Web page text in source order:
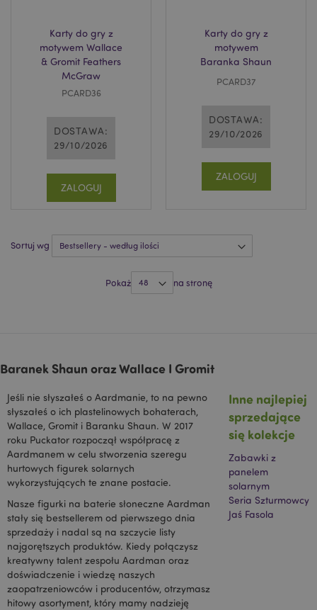
Karty do gry z
motywem Wallace
& Gromit Feathers
McGraw
PCARD36
DOSTAWA:
29/10/2026
ZALOGUJ
Karty do gry z
motywem
Baranka Shaun
PCARD37
DOSTAWA:
29/10/2026
ZALOGUJ
Sortuj wg
Pokaż na stronę
Baranek Shaun oraz Wallace I Gromit
Jeśli nie słyszałeś o Aardmanie, to na pewno
słyszałeś o ich plastelinowych bohaterach,
Wallace, Gromit i Baranku Shaun. W 2017
roku Puckator rozpoczął współpracę z
Aardmanem w celu stworzenia szeregu
hurtowych figurek solarnych
wykorzystujących te znane postacie.
Nasze figurki na baterie słoneczne Aardman
stały się bestsellerem od pierwszego dnia
sprzedaży i nadal są na szczycie listy
najgorętszych produktów. Kiedy połączysz
kreatywny talent zespołu Aardman oraz
doświadczenie i wiedzę naszych
zaopatrzeniowców i producentów, otrzymasz
hitowy asortyment, który mamy nadzieję
Inne najlepiej
sprzedające
się kolekcje
Zabawki z
panelem
solarnym
Seria Szturmowcy
Jaś Fasola
www.puckator.pl
recently_compared_product
mage-cache-sessid